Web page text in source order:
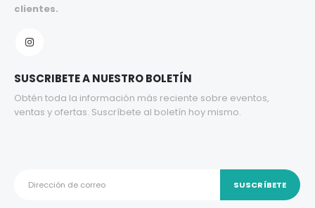
clientes.
SUSCRIBETE A NUESTRO BOLETÍN
Obtén toda la información más reciente sobre eventos,
ventas y ofertas. Suscríbete al boletín hoy mismo.